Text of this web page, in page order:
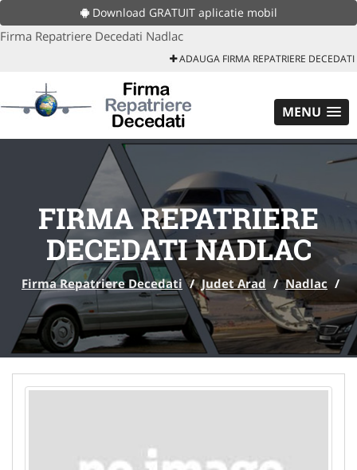
Download GRATUIT aplicatie mobil
Firma Repatriere Decedati Nadlac
ADAUGA FIRMA REPATRIERE DECEDATI
MENU
FIRMA REPATRIERE
DECEDATI NADLAC
Firma Repatriere Decedati / Judet Arad / Nadlac /